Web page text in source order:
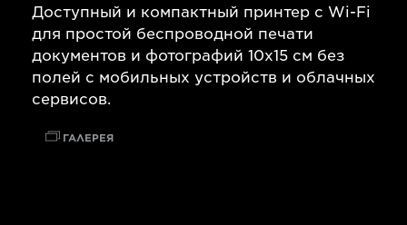
Доступный и компактный принтер с Wi-Fi
для простой беспроводной печати
документов и фотографий 10x15 см без
полей с мобильных устройств и облачных
сервисов.
ГАЛЕРЕЯ